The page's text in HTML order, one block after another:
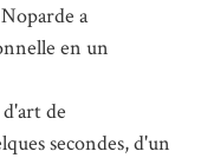
a
en un
de
secondes, d'un